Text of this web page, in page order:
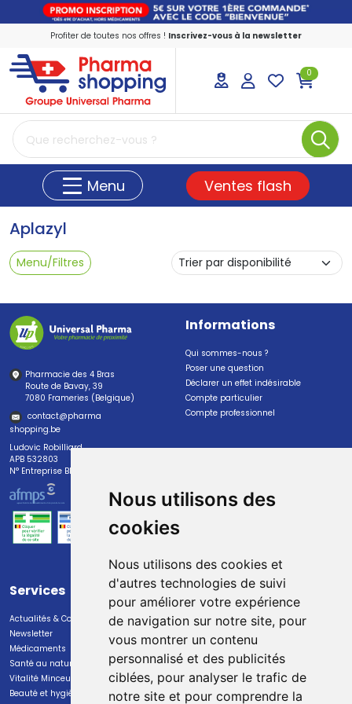
Nous utilisons des
cookies
Nous utilisons des cookies et
d'autres technologies de suivi
pour améliorer votre expérience
de navigation sur notre site, pour
vous montrer un contenu
personnalisé et des publicités
ciblées, pour analyser le trafic de
notre site et pour comprendre la
Profiter de toutes nos offres ! Inscrivez-vous à la newsletter
PharmaShopping Votre pharmacie en
0
Menu Ventes flash
Aplazyl
Menu/Filtres
Pharmacie des 4 Bras
Route de Bavay, 39
7080 Frameries (Belgique)
contact@pharma
shopping.be
Ludovic Robilliard
APB 532803
N° Entreprise BE0447.382.113
Informations
Qui sommes-nous ?
Poser une question
Déclarer un effet indésirable
Compte particulier
Compte professionnel
Services
Actualités & Conseils
Newsletter
Médicaments
Santé au naturel
Vitalité Minceur Nutrition
Beauté et hygiène
Paiement
Paiement sécurisé